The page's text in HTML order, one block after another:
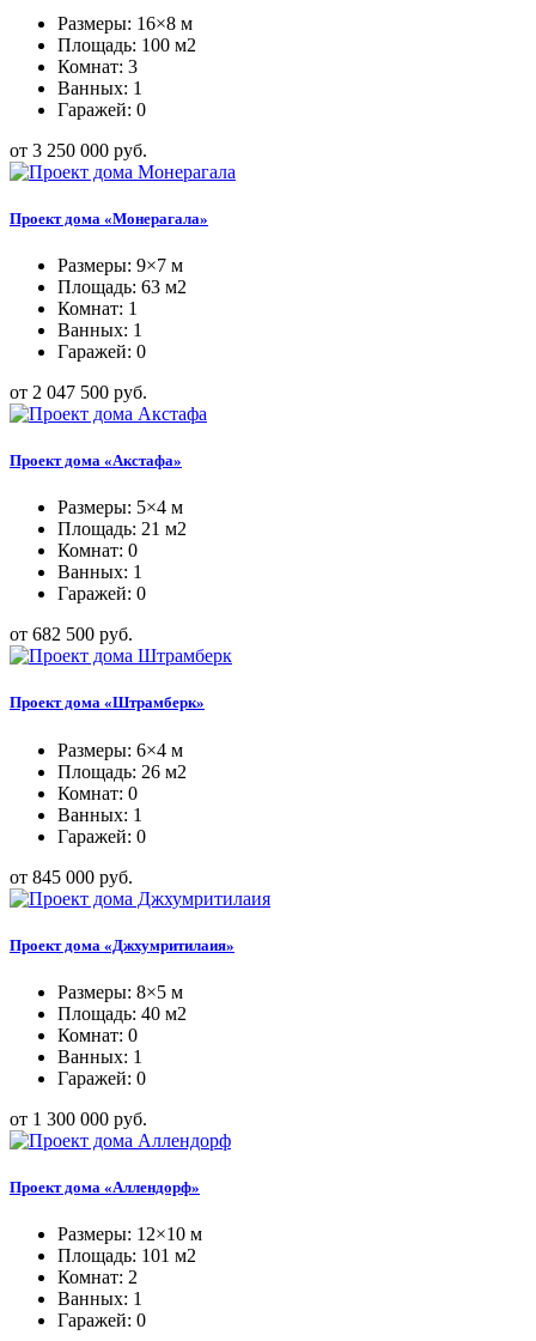
Размеры: 16×8 м
Площадь: 100 м2
Комнат: 3
Ванных: 1
Гаражей: 0
от 3 250 000 руб.
Проект дома «Монерагала»
Размеры: 9×7 м
Площадь: 63 м2
Комнат: 1
Ванных: 1
Гаражей: 0
от 2 047 500 руб.
Проект дома «Акстафа»
Размеры: 5×4 м
Площадь: 21 м2
Комнат: 0
Ванных: 1
Гаражей: 0
от 682 500 руб.
Проект дома «Штрамберк»
Размеры: 6×4 м
Площадь: 26 м2
Комнат: 0
Ванных: 1
Гаражей: 0
от 845 000 руб.
Проект дома «Джхумритилаия»
Размеры: 8×5 м
Площадь: 40 м2
Комнат: 0
Ванных: 1
Гаражей: 0
от 1 300 000 руб.
Проект дома «Аллендорф»
Размеры: 12×10 м
Площадь: 101 м2
Комнат: 2
Ванных: 1
Гаражей: 0